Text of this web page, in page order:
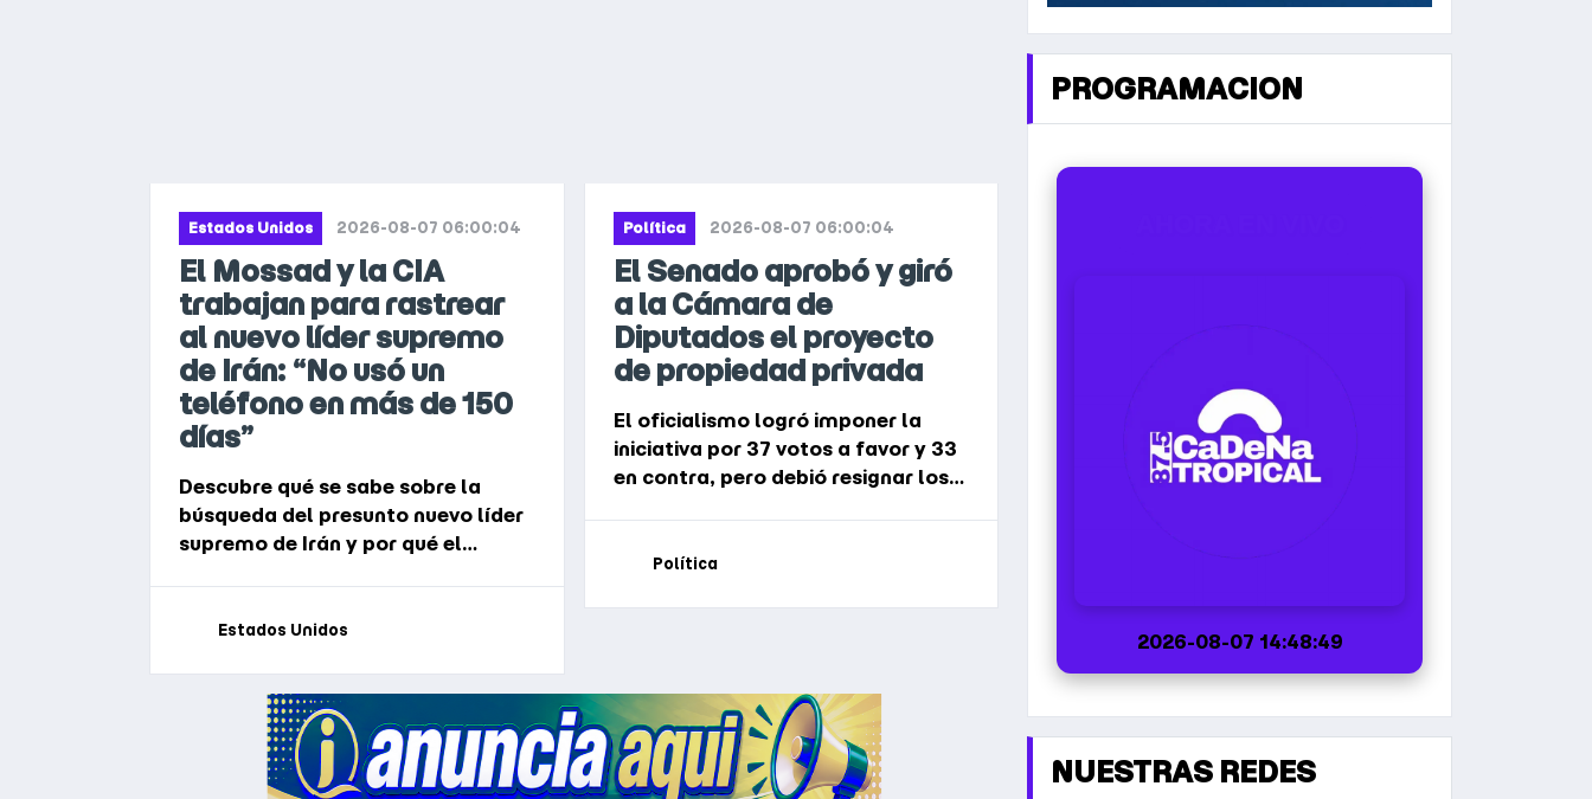
Estados Unidos 2026-08-07 06:00:04
El Mossad y la CIA
trabajan para rastrear
al nuevo líder supremo
de Irán: “No usó un
teléfono en más de 150
días”
Descubre qué se sabe sobre la
búsqueda del presunto nuevo líder
supremo de Irán y por qué el
Estados Unidos
Política 2026-08-07 06:00:04
El Senado aprobó y giró
a la Cámara de
Diputados el proyecto
de propiedad privada
El oficialismo logró imponer la
iniciativa por 37 votos a favor y 33
en contra, pero debió resignar los
aliados provinciales
Política
PROGRAMACION
2026-08-07 14:48:49
NUESTRAS REDES